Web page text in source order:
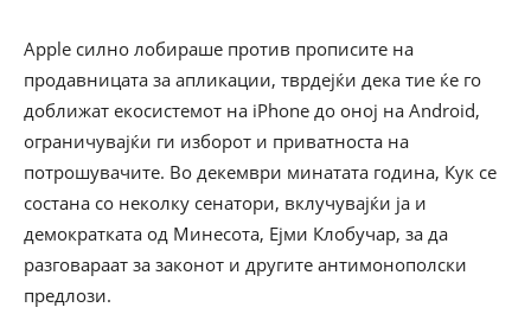
Apple силно лобираше против прописите на
продавницата за апликации, тврдејќи дека тие ќе го
доближат екосистемот на iPhone до оној на Android,
ограничувајќи ги изборот и приватноста на
потрошувачите. Во декември минатата година, Кук се
состана со неколку сенатори, вклучувајќи ја и
демократката од Минесота, Ејми Клобучар, за да
разговараат за законот и другите антимонополски
предлози.